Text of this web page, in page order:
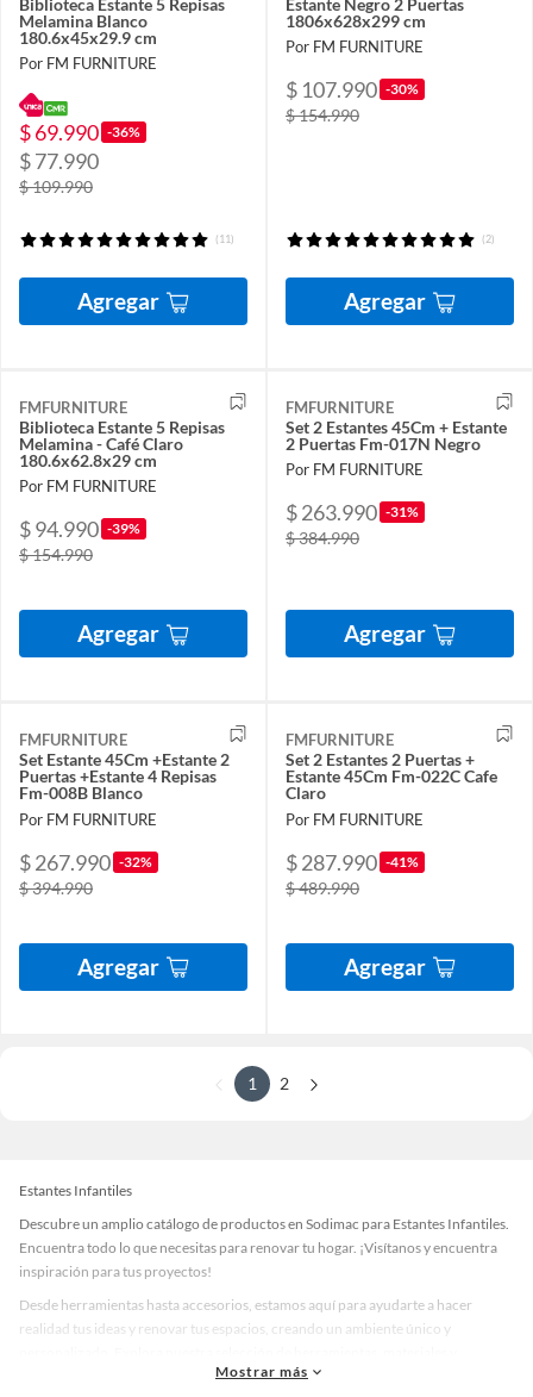
Biblioteca Estante 5 Repisas
Melamina Blanco
180.6x45x29.9 cm
Por FM FURNITURE
$ 69.990 -36%
$ 77.990
$ 109.990
(11)
Agregar
Estante Negro 2 Puertas
1806x628x299 cm
Por FM FURNITURE
$ 107.990 -30%
$ 154.990
(2)
Agregar
FMFURNITURE
Biblioteca Estante 5 Repisas
Melamina - Café Claro
180.6x62.8x29 cm
Por FM FURNITURE
$ 94.990 -39%
$ 154.990
Agregar
FMFURNITURE
Set 2 Estantes 45Cm + Estante
2 Puertas Fm-017N Negro
Por FM FURNITURE
$ 263.990 -31%
$ 384.990
Agregar
FMFURNITURE
Set Estante 45Cm +Estante 2
Puertas +Estante 4 Repisas
Fm-008B Blanco
Por FM FURNITURE
$ 267.990 -32%
$ 394.990
Agregar
FMFURNITURE
Set 2 Estantes 2 Puertas +
Estante 45Cm Fm-022C Cafe
Claro
Por FM FURNITURE
$ 287.990 -41%
$ 489.990
Agregar
1 2
Estantes Infantiles
Descubre un amplio catálogo de productos en Sodimac para Estantes Infantiles.
Encuentra todo lo que necesitas para renovar tu hogar. ¡Visítanos y encuentra
inspiración para tus proyectos!
Desde herramientas hasta accesorios, estamos aquí para ayudarte a hacer
realidad tus ideas y renovar tus espacios, creando un ambiente único y
accesorios de calidad que te ayudarán a crear un espacio más tú.
Mostrar más